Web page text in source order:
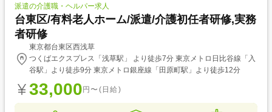
派遣の介護職・ヘルパー求人
台東区/有料老人ホーム/派遣/介護初任者研修,実務
者研修
東京都台東区西浅草
つくばエクスプレス「浅草駅」 より徒歩7分 東京メトロ日比谷線「入
谷駅」より徒歩9分 東京メトロ銀座線「田原町駅」より徒歩12分
33,000 円〜(日給)